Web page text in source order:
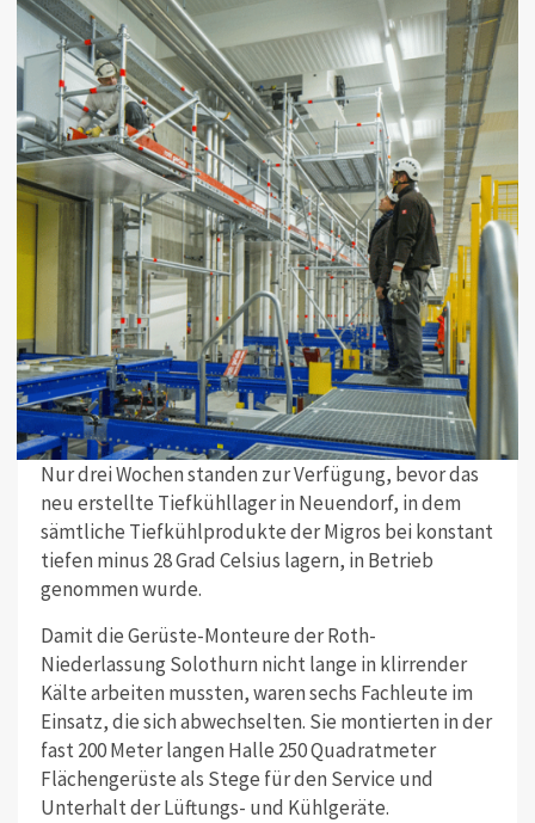
Nur drei Wochen standen zur Verfügung, bevor das
neu erstellte Tiefkühllager in Neuendorf, in dem
sämtliche Tiefkühlprodukte der Migros bei konstant
tiefen minus 28 Grad Celsius lagern, in Betrieb
genommen wurde.
Damit die Gerüste-Monteure der Roth-
Niederlassung Solothurn nicht lange in klirrender
Kälte arbeiten mussten, waren sechs Fachleute im
Einsatz, die sich abwechselten. Sie montierten in der
fast 200 Meter langen Halle 250 Quadratmeter
Flächengerüste als Stege für den Service und
Unterhalt der Lüftungs- und Kühlgeräte.